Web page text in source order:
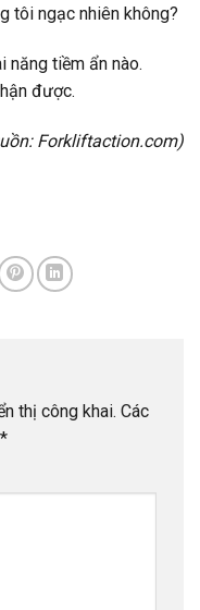
tôi ngạc nhiên không?
năng tiềm ẩn nào.
được.
Forkliftaction.com)
thị công khai. Các
*